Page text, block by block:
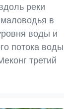
реки
в
воды и
потока воды
третий